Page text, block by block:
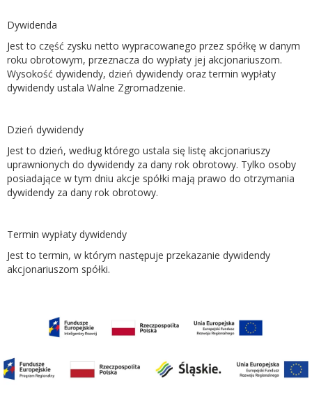
Dywidenda
Jest to część zysku netto wypracowanego przez spółkę w danym
roku obrotowym, przeznacza do wypłaty jej akcjonariuszom.
Wysokość dywidendy, dzień dywidendy oraz termin wypłaty
dywidendy ustala Walne Zgromadzenie.
Dzień dywidendy
Jest to dzień, według którego ustala się listę akcjonariuszy
uprawnionych do dywidendy za dany rok obrotowy. Tylko osoby
posiadające w tym dniu akcje spółki mają prawo do otrzymania
dywidendy za dany rok obrotowy.
Termin wypłaty dywidendy
Jest to termin, w którym następuje przekazanie dywidendy
akcjonariuszom spółki.